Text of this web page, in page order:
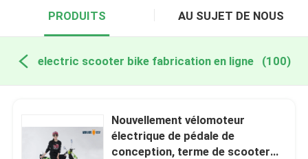
PRODUITS AU SUJET DE NOUS
electric scooter bike fabrication en ligne (100)
Nouvellement vélomoteur
électrique de pédale de
conception, terme de scooter